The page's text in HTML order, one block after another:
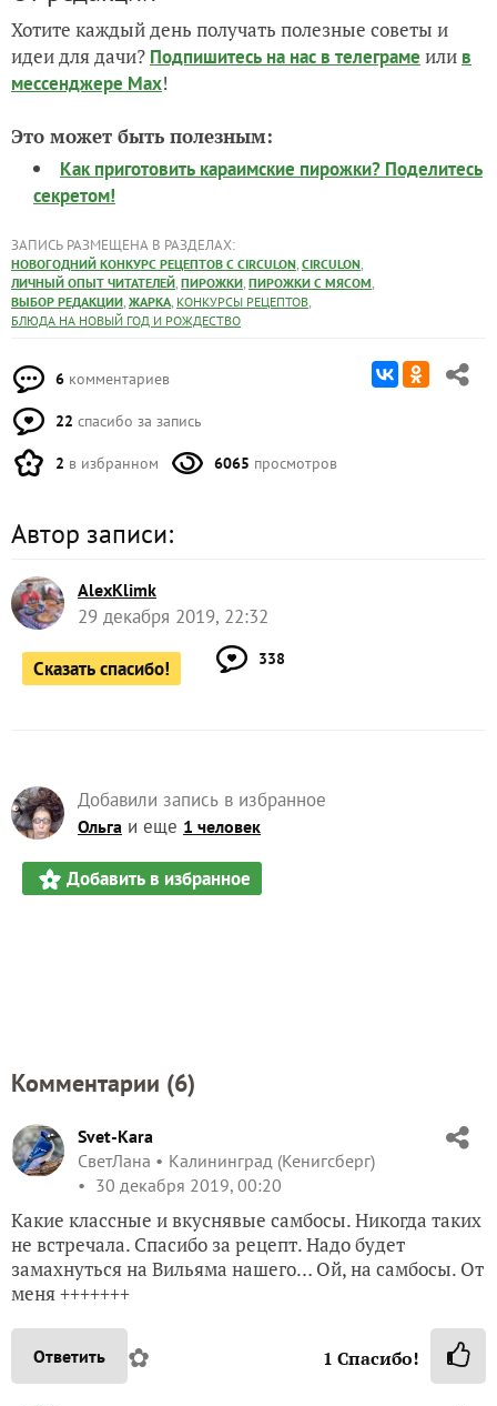
Хотите каждый день получать полезные советы и
идеи для дачи? Подпишитесь на нас в телеграме или в
мессенджере Max!
Это может быть полезным:
Как приготовить караимские пирожки? Поделитесь
секретом!
ЗАПИСЬ РАЗМЕЩЕНА В РАЗДЕЛАХ:
НОВОГОДНИЙ КОНКУРС РЕЦЕПТОВ С CIRCULON, CIRCULON,
ЛИЧНЫЙ ОПЫТ ЧИТАТЕЛЕЙ, ПИРОЖКИ, ПИРОЖКИ С МЯСОМ,
ВЫБОР РЕДАКЦИИ, ЖАРКА, КОНКУРСЫ РЕЦЕПТОВ,
БЛЮДА НА НОВЫЙ ГОД И РОЖДЕСТВО
6 комментариев
22 спасибо за запись
2 в избранном 6065 просмотров
Автор записи:
AlexKlimk
29 декабря 2019, 22:32
Сказать спасибо! 338
Добавили запись в избранное
Ольга и еще 1 человек
Добавить в избранное
Комментарии (6)
Svet-Kara
СветЛана
Калининград (Кенигсберг)
30 декабря 2019, 00:20
Какие классные и вкуснявые самбосы. Никогда таких
не встречала. Спасибо за рецепт. Надо будет
замахнуться на Вильяма нашего… Ой, на самбосы. От
меня +++++++
Ответить ✿ 1 Спасибо!